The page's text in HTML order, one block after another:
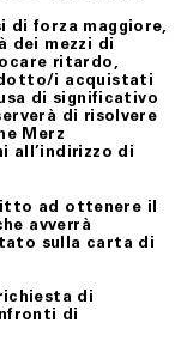
di forza maggiore,
dei mezzi di
ritardo,
i acquistati
di significativo
di risolvere
Merz
all’indirizzo di
ad ottenere il
avverrà
sulla carta di
di
di